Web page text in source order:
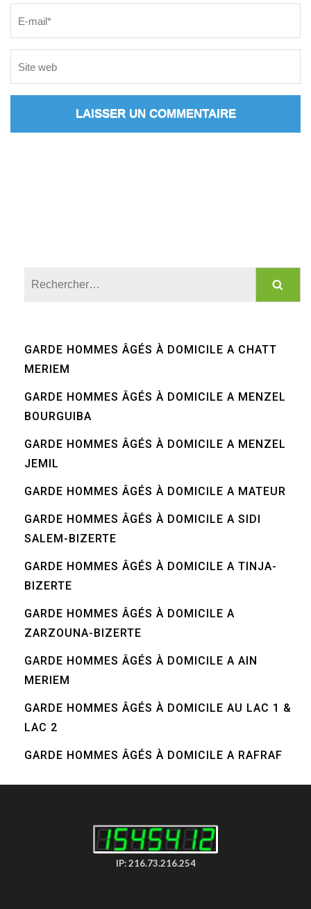
GARDE HOMMES ÂGÉS À DOMICILE A CHATT
MERIEM
GARDE HOMMES ÂGÉS À DOMICILE A MENZEL
BOURGUIBA
GARDE HOMMES ÂGÉS À DOMICILE A MENZEL
JEMIL
GARDE HOMMES ÂGÉS À DOMICILE A MATEUR
GARDE HOMMES ÂGÉS À DOMICILE A SIDI
SALEM-BIZERTE
GARDE HOMMES ÂGÉS À DOMICILE A TINJA-
BIZERTE
GARDE HOMMES ÂGÉS À DOMICILE A
ZARZOUNA-BIZERTE
GARDE HOMMES ÂGÉS À DOMICILE A AIN
MERIEM
GARDE HOMMES ÂGÉS À DOMICILE AU LAC 1 &
LAC 2
GARDE HOMMES ÂGÉS À DOMICILE A RAFRAF
IP: 216.73.216.254